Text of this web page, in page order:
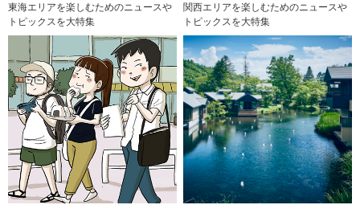
東海エリアを楽しむためのニュースや
トピックスを大特集
関西エリアを楽しむためのニュースや
トピックスを大特集